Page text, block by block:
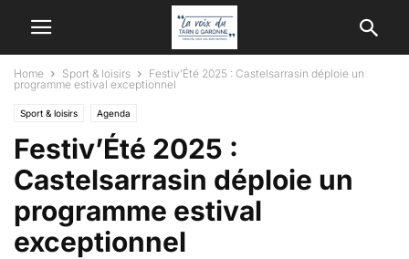
Home Sport & loisirs
Festiv’Été 2025 : Castelsarrasin déploie un
programme estival exceptionnel
Sport & loisirs Agenda
Festiv’Été 2025 :
Castelsarrasin déploie un
programme estival
exceptionnel